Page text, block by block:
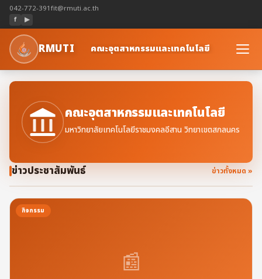
042-772-391fit@rmuti.ac.th
f
▶
RMUTI คณะอุตสาหกรรมและเทคโนโลยี
คณะอุตสาหกรรมและเทคโนโลยี
มหาวิทยาลัยเทคโนโลยีราชมงคลอีสาน วิทยาเขตสกลนคร
ข่าวประชาสัมพันธ์ ข่าวทั้งหมด »
📰
กิจกรรม